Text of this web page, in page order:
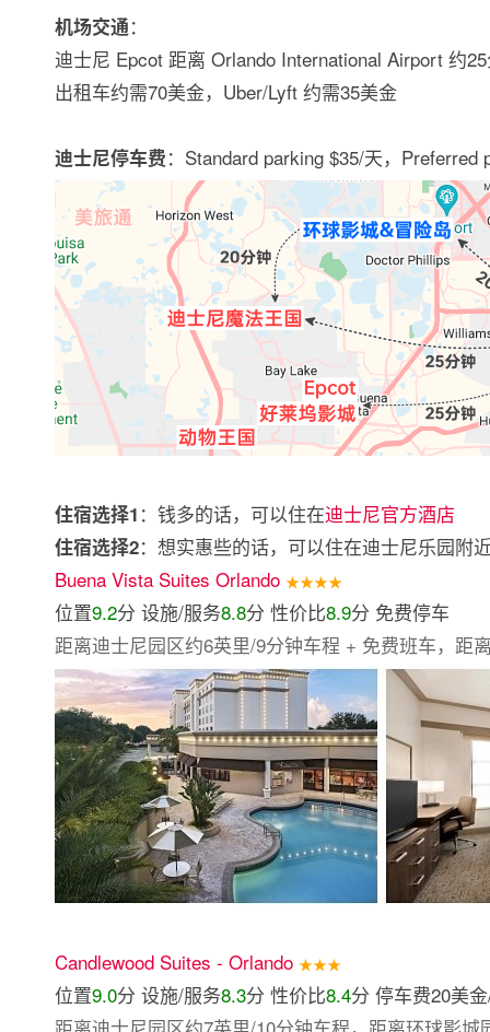
机场交通：
迪士尼 Epcot 距离 Orlando International Airport 约
出租车约需70美金，Uber/Lyft 约需35美金
迪士尼停车费：Standard parking $35/天，Preferred
住宿选择1 ：钱多的话，可以住在迪士尼官方酒店
住宿选择2：想实惠些的话，可以住在迪士尼乐园附
Buena Vista Suites Orlando ★★★★
位置9.2分 设施/服务8.8分 性价比8.9分 免费停车
距离迪士尼园区约6英里/9分钟车程 + 免费班车，距
Candlewood Suites - Orlando ★★★
位置9.0分 设施/服务8.3分 性价比8.4分 停车费20美